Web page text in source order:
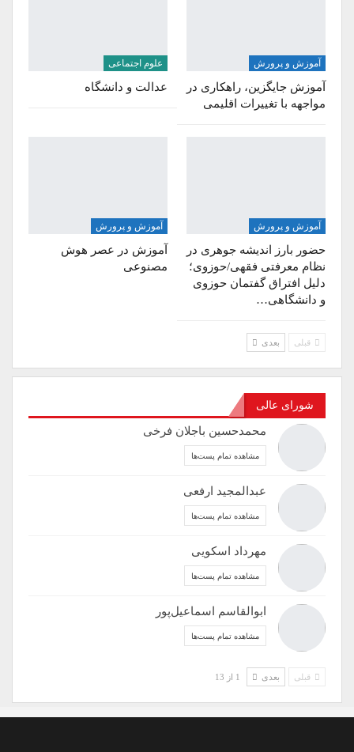
آموزش و پرورش
آموزش جایگزین، راهکاری در
مواجهه با تغییرات اقلیمی
علوم اجتماعی
عدالت و دانشگاه
آموزش و پرورش
حضور بارز اندیشه جوهری در
نظام معرفتی فقهی/حوزوی؛
دلیل افتراق گفتمان حوزوی
و دانشگاهی…
آموزش و پرورش
آموزش در عصر هوش
مصنوعی
قبلی بعدی
شورای عالی
محمدحسین باجلان فرخی
مشاهده تمام پست‌ها
عبدالمجید ارفعی
مشاهده تمام پست‌ها
مهرداد اسکویی
مشاهده تمام پست‌ها
ابوالقاسم اسماعیل‌پور
مشاهده تمام پست‌ها
قبلی بعدی